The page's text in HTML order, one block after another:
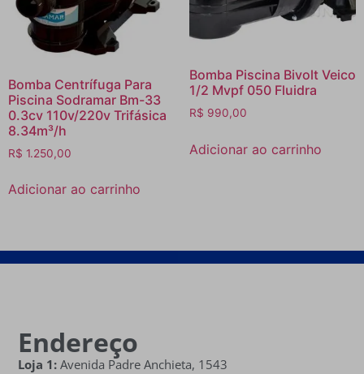
Bomba Centrífuga Para
Piscina Sodramar Bm-33
0.3cv 110v/220v Trifásica
8.34m³/h
R$ 1.250,00
Adicionar ao carrinho
Bomba Piscina Bivolt Veico
1/2 Mvpf 050 Fluidra
R$ 990,00
Adicionar ao carrinho
Endereço
Loja 1: Avenida Padre Anchieta, 1543